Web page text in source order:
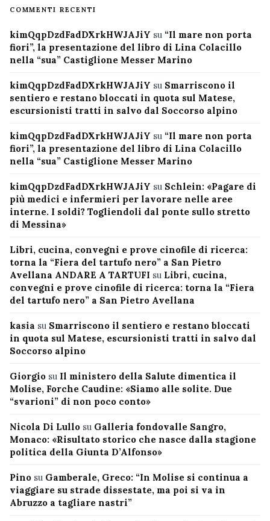
COMMENTI RECENTI
kimQqpDzdFadDXrkHWJAJiY su “Il mare non porta
fiori”, la presentazione del libro di Lina Colacillo
nella “sua” Castiglione Messer Marino
kimQqpDzdFadDXrkHWJAJiY su Smarriscono il
sentiero e restano bloccati in quota sul Matese,
escursionisti tratti in salvo dal Soccorso alpino
kimQqpDzdFadDXrkHWJAJiY su “Il mare non porta
fiori”, la presentazione del libro di Lina Colacillo
nella “sua” Castiglione Messer Marino
kimQqpDzdFadDXrkHWJAJiY su Schlein: «Pagare di
più medici e infermieri per lavorare nelle aree
interne. I soldi? Togliendoli dal ponte sullo stretto
di Messina»
Libri, cucina, convegni e prove cinofile di ricerca:
torna la “Fiera del tartufo nero” a San Pietro
Avellana ANDARE A TARTUFI su Libri, cucina,
convegni e prove cinofile di ricerca: torna la “Fiera
del tartufo nero” a San Pietro Avellana
kasia su Smarriscono il sentiero e restano bloccati
in quota sul Matese, escursionisti tratti in salvo dal
Soccorso alpino
Giorgio su Il ministero della Salute dimentica il
Molise, Forche Caudine: «Siamo alle solite. Due
“svarioni” di non poco conto»
Nicola Di Lullo su Galleria fondovalle Sangro,
Monaco: «Risultato storico che nasce dalla stagione
politica della Giunta D’Alfonso»
Pino su Gamberale, Greco: “In Molise si continua a
viaggiare su strade dissestate, ma poi si va in
Abruzzo a tagliare nastri”